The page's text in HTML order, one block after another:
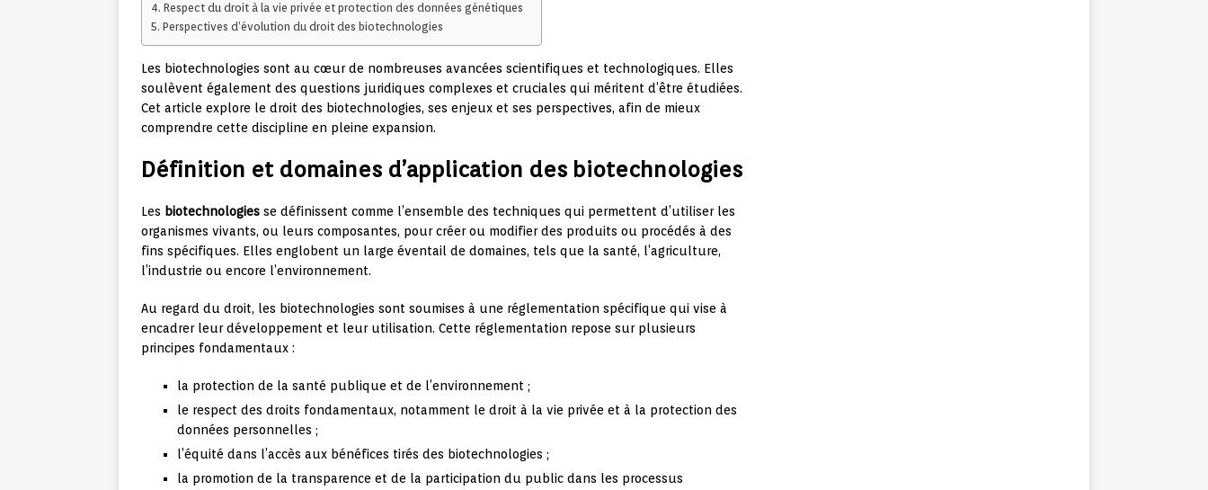
Respect du droit à la vie privée et protection des données génétiques
Perspectives d’évolution du droit des biotechnologies
Les biotechnologies sont au cœur de nombreuses avancées scientifiques et technologiques. Elles
soulèvent également des questions juridiques complexes et cruciales qui méritent d’être étudiées.
Cet article explore le droit des biotechnologies, ses enjeux et ses perspectives, afin de mieux
comprendre cette discipline en pleine expansion.
Définition et domaines d’application des biotechnologies
Les biotechnologies se définissent comme l’ensemble des techniques qui permettent d’utiliser les
organismes vivants, ou leurs composantes, pour créer ou modifier des produits ou procédés à des
fins spécifiques. Elles englobent un large éventail de domaines, tels que la santé, l’agriculture,
l’industrie ou encore l’environnement.
Au regard du droit, les biotechnologies sont soumises à une réglementation spécifique qui vise à
encadrer leur développement et leur utilisation. Cette réglementation repose sur plusieurs
principes fondamentaux :
la protection de la santé publique et de l’environnement ;
le respect des droits fondamentaux, notamment le droit à la vie privée et à la protection des
données personnelles ;
l’équité dans l’accès aux bénéfices tirés des biotechnologies ;
la promotion de la transparence et de la participation du public dans les processus